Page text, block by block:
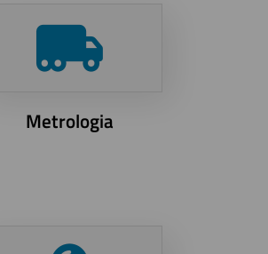
Metrologia